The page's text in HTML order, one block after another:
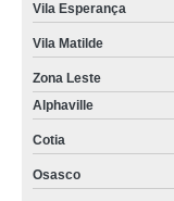
Vila Esperança
Vila Matilde
Zona Leste
Alphaville
Cotia
Osasco